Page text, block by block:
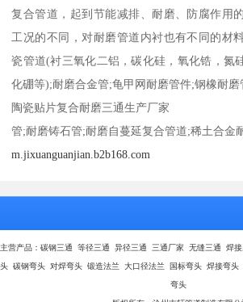
复合管道，起到节能减排、耐磨、防腐作用
工况的不同，对耐磨管道内衬也有不同的材
瓷管道(衬三氧化二铝，碳化硅，氧化锆，氮
化硼等);耐磨合金管;龟甲网耐磨管件;钢橡耐磨
陶瓷贴片复合耐磨三通生产厂家
管;耐磨铸石管;耐磨自蔓延复合管道;稀土合金
m.jixuanguanjian.b2b168.com
主营产品：碳钢三通 等径三通 异径三通 三通厂家 无缝三通 焊
头 碳钢弯头 对焊弯头 锻造法兰 大口径法兰 国标弯头 焊接弯头
弯头